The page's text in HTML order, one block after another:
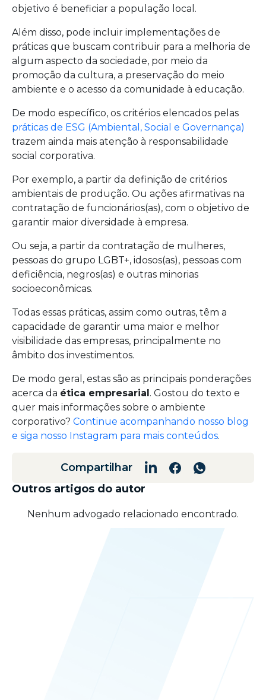
objetivo é beneficiar a população local.
Além disso, pode incluir implementações de
práticas que buscam contribuir para a melhoria de
algum aspecto da sociedade, por meio da
promoção da cultura, a preservação do meio
ambiente e o acesso da comunidade à educação.
De modo específico, os critérios elencados pelas
práticas de ESG (Ambiental, Social e Governança)
trazem ainda mais atenção à responsabilidade
social corporativa.
Por exemplo, a partir da definição de critérios
ambientais de produção. Ou ações afirmativas na
contratação de funcionários(as), com o objetivo de
garantir maior diversidade à empresa.
Ou seja, a partir da contratação de mulheres,
pessoas do grupo LGBT+, idosos(as), pessoas com
deficiência, negros(as) e outras minorias
socioeconômicas.
Todas essas práticas, assim como outras, têm a
capacidade de garantir uma maior e melhor
visibilidade das empresas, principalmente no
âmbito dos investimentos.
De modo geral, estas são as principais ponderações
acerca da ética empresarial. Gostou do texto e
quer mais informações sobre o ambiente
corporativo? Continue acompanhando nosso blog
e siga nosso Instagram para mais conteúdos.
Compartilhar
Outros artigos do autor
Nenhum advogado relacionado encontrado.